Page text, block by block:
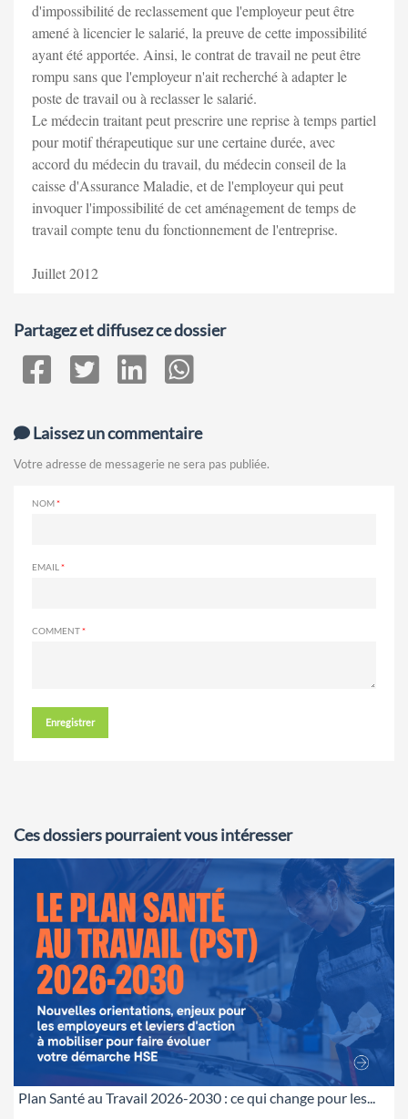
d'impossibilité de reclassement que l'employeur peut être
amené à licencier le salarié, la preuve de cette impossibilité
ayant été apportée. Ainsi, le contrat de travail ne peut être
rompu sans que l'employeur n'ait recherché à adapter le
poste de travail ou à reclasser le salarié.
Le médecin traitant peut prescrire une reprise à temps partiel
pour motif thérapeutique sur une certaine durée, avec
accord du médecin du travail, du médecin conseil de la
caisse d'Assurance Maladie, et de l'employeur qui peut
invoquer l'impossibilité de cet aménagement de temps de
travail compte tenu du fonctionnement de l'entreprise.
Juillet 2012
Partagez et diffusez ce dossier
Laissez un commentaire
Votre adresse de messagerie ne sera pas publiée.
NOM
EMAIL
COMMENT
Enregistrer
Ces dossiers pourraient vous intéresser
Plan Santé au Travail 2026-2030 : ce qui change pour les...